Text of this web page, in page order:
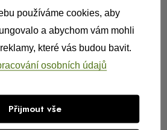
používáme cookies, aby
a abychom vám mohli
které vás budou bavit.
osobních údajů
Přijmout vše